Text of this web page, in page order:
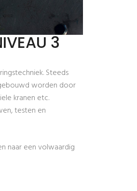
3
Steeds
worden door
kranen etc.
testen en
naar een volwaardig